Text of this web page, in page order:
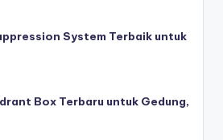
System Terbaik untuk
Box Terbaru untuk Gedung,